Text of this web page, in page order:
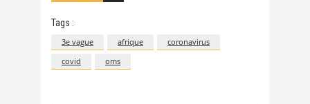
Tags :
3e vague afrique
coronavirus
covid
oms